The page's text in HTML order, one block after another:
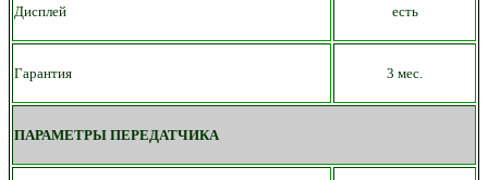
Дисплей есть
Гарантия 3 мес.
ПАРАМЕТРЫ ПЕРЕДАТЧИКА